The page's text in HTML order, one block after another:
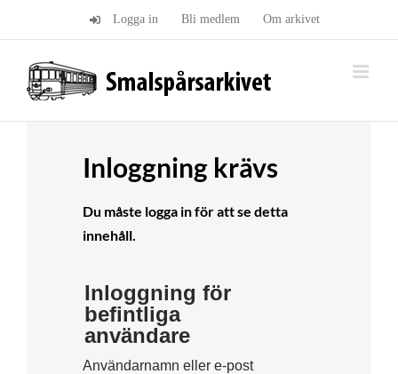
Logga in Bli medlem Om arkivet
Inloggning krävs
Du måste logga in för att se detta
innehåll.
Inloggning för
befintliga
användare
Användarnamn eller e-post